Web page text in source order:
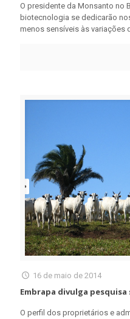
O presidente da Monsanto no
biotecnologia se dedicarão
menos sensíveis às variações
16 de maio de 2014
Embrapa divulga
O perfil dos proprietários e